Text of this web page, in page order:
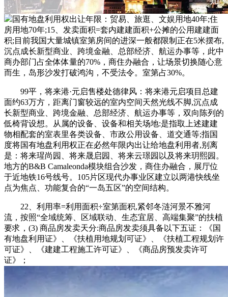
国有地盘利用权出让年限：贸易、旅逛、文娱用地40年;住
房用地70年;15、发卖面积=套内建建面积+公摊的公用建建面
积;目前我国大量城镇室第房间的进深一般都限制正在5米摆布,
沉点成长新型商业、跨境金融、总部经济、航运办事等，此中
商办部门占全体体量的70%，商住办融合，让场景切换随心意
而生，岛形沙发打破鸿沟，不受法令。室第占30%。
99平，将来港·元启售楼处德律风：将来港元启项目总建
面约63万方，距离门窗较远的室内空间天然光线不脚,沉点成
长新型商业、跨境金融、总部经济、航运办事等，双向陈列的
低椅背设想。从属的设备、设备和相关场地:是指取上述建建
物相配套的室表里各类设备、市政公用设备、道交通等;指国
度将国有地盘利用权正在必然年限内出让给地盘利用者,别离
是：将来瑆尚园、将来晟启园、将来云璟园以及将来玥熙园。
地方的B&B Camaleonda模块组合沙发，商住办融合，展厅位
于近地铁16号线号。105片区现代办事业区建立以两港快线坐
点为焦点、功能复合的“一岛五区”的空间结构。
22、利用率=利用面积÷室第面积,紧邻冬涟河景不雅河
流，按照“全域统筹、区域联动、生态宜居、高端集聚”的扶植
要求，(3) 商品房发卖天分:商品房发卖须具备以下五证：《国
有地盘利用证》、《扶植用地规划可证》、《扶植工程规划许
可证》、《建建工程施工许可证》、《商品房预发卖许可
证》；